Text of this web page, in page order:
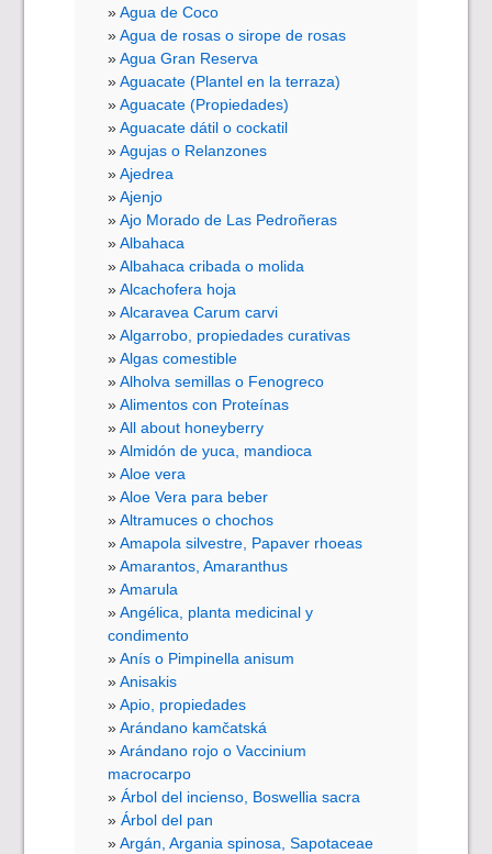
Agua de Coco
Agua de rosas o sirope de rosas
Agua Gran Reserva
Aguacate (Plantel en la terraza)
Aguacate (Propiedades)
Aguacate dátil o cockatil
Agujas o Relanzones
Ajedrea
Ajenjo
Ajo Morado de Las Pedroñeras
Albahaca
Albahaca cribada o molida
Alcachofera hoja
Alcaravea Carum carvi
Algarrobo, propiedades curativas
Algas comestible
Alholva semillas o Fenogreco
Alimentos con Proteínas
All about honeyberry
Almidón de yuca, mandioca
Aloe vera
Aloe Vera para beber
Altramuces o chochos
Amapola silvestre, Papaver rhoeas
Amarantos, Amaranthus
Amarula
Angélica, planta medicinal y
condimento
Anís o Pimpinella anisum
Anisakis
Apio, propiedades
Arándano kamčatská
Arándano rojo o Vaccinium
macrocarpo
Árbol del incienso, Boswellia sacra
Árbol del pan
Argán, Argania spinosa, Sapotaceae